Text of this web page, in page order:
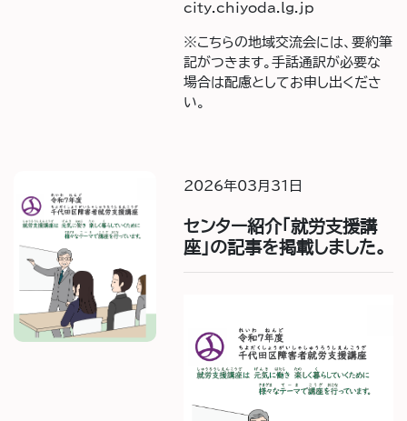
city.chiyoda.lg.jp
※こちらの地域交流会には、要約筆
記がつきます。手話通訳が必要な
場合は配慮としてお申し出くださ
い。
2026年03月31日
センター紹介「就労支援講
座」の記事を掲載しました。